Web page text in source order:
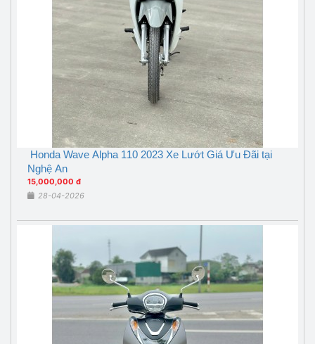
Honda Wave Alpha 110 2023 Xe Lướt Giá Ưu Đãi tại
Nghệ An
15,000,000 đ
28-04-2026